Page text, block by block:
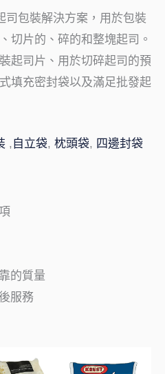
司包裝解決方案，用於包裝
切片的、碎的和整塊起司。
起司片、用於切碎起司的預
填充密封袋以及滿足批發起
, 自立袋, 枕頭袋, 四邊封袋
的質量
服務